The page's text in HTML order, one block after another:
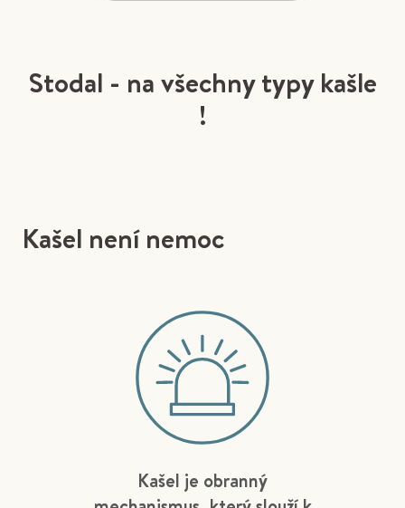
Stodal - na všechny typy kašle
!
Kašel není nemoc
Kašel je obranný